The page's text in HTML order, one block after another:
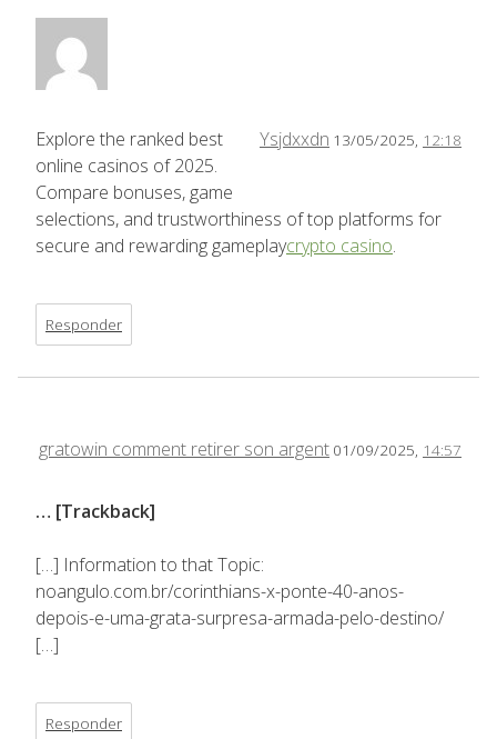
Ysjdxxdn 13/05/2025, 12:18
Explore the ranked best
online casinos of 2025.
Compare bonuses, game
selections, and trustworthiness of top platforms for
secure and rewarding gameplaycrypto casino.
Responder
gratowin comment retirer son argent 01/09/2025, 14:57
… [Trackback]
[…] Information to that Topic:
noangulo.com.br/corinthians-x-ponte-40-anos-
depois-e-uma-grata-surpresa-armada-pelo-destino/
[…]
Responder